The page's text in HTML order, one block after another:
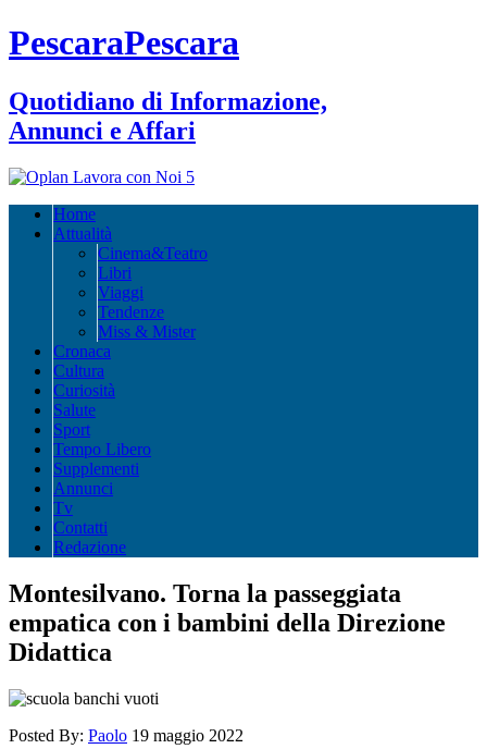
PescaraPescara
Quotidiano di Informazione,
Annunci e Affari
Home
Attualità
Cinema&Teatro
Libri
Viaggi
Tendenze
Miss & Mister
Cronaca
Cultura
Curiosità
Salute
Sport
Tempo Libero
Supplementi
Annunci
Tv
Contatti
Redazione
Montesilvano. Torna la passeggiata
empatica con i bambini della Direzione
Didattica
Posted By: Paolo 19 maggio 2022